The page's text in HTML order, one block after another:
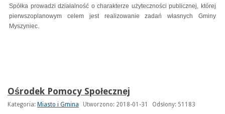
Spółka prowadzi działalność o charakterze użyteczności publicznej, której
pierwszoplanowym celem jest realizowanie zadań własnych Gminy
Myszyniec.
Ośrodek Pomocy Społecznej
Kategoria: Miasto i Gmina Utworzono: 2018-01-31 Odsłony: 51183